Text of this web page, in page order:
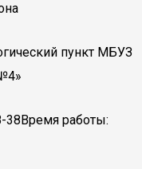
пункт МБУЗ
38Время работы: